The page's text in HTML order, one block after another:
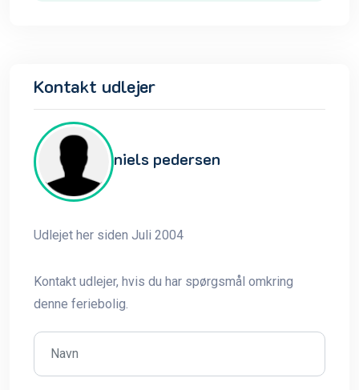
Kontakt udlejer
niels pedersen
Udlejet her siden Juli 2004
Kontakt udlejer, hvis du har spørgsmål omkring
denne feriebolig.